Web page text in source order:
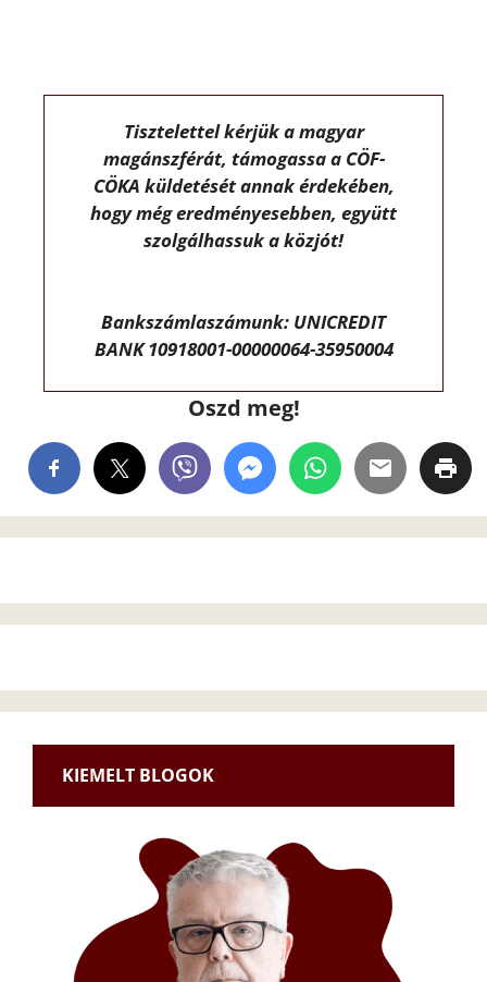
Tisztelettel kérjük a magyar
magánszférát, támogassa a CÖF-
CÖKA küldetését annak érdekében,
hogy még eredményesebben, együtt
szolgálhassuk a közjót!
Bankszámlaszámunk: UNICREDIT
BANK 10918001-00000064-35950004
Oszd meg!
KIEMELT BLOGOK